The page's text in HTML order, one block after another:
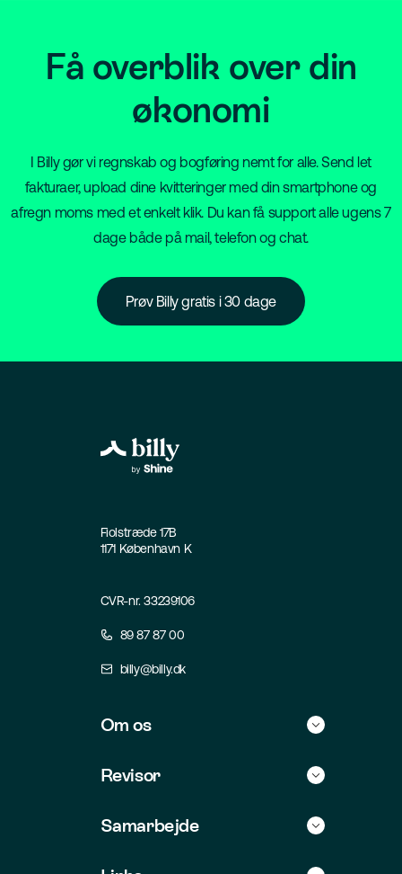
Få overblik over din
økonomi
I Billy gør vi regnskab og bogføring nemt for alle. Send let
fakturaer, upload dine kvitteringer med din smartphone og
afregn moms med et enkelt klik. Du kan få support alle ugens 7
dage både på mail, telefon og chat.
Prøv Billy gratis i 30 dage
Fiolstræde 17B
1171 København K
CVR-nr. 33239106
89 87 87 00
billy@billy.dk
Om os
Jobs
Revisor
Samarbejde